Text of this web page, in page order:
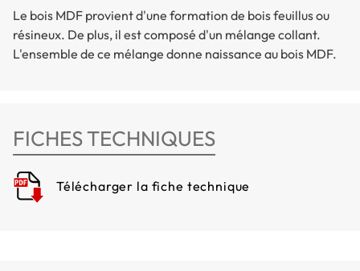
Le bois MDF provient d'une formation de bois feuillus ou
résineux. De plus, il est composé d'un mélange collant.
L'ensemble de ce mélange donne naissance au bois MDF.
FICHES TECHNIQUES
Télécharger la fiche technique